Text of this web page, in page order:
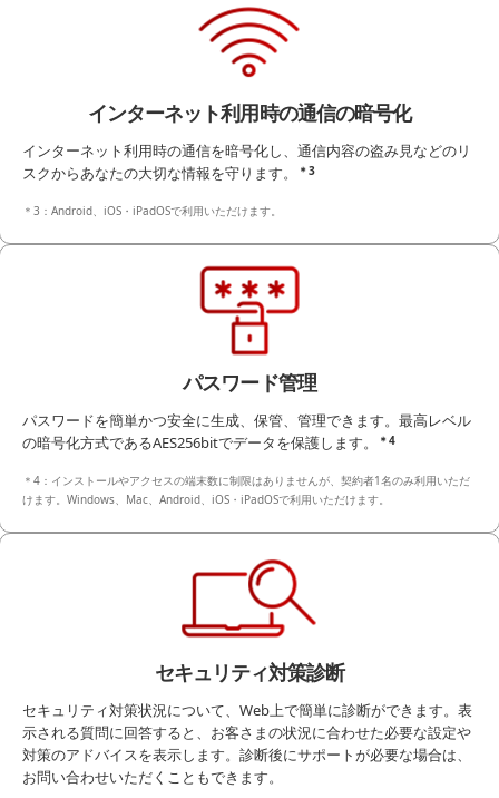
インターネット利用時の通信の暗号化
インターネット利用時の通信を暗号化し、通信内容の盗み見などのリ
スクからあなたの大切な情報を守ります。
＊3
＊3：Android、iOS・iPadOSで利用いただけます。
パスワード管理
パスワードを簡単かつ安全に生成、保管、管理できます。最高レベル
の暗号化方式であるAES256bitでデータを保護します。
＊4
＊4：インストールやアクセスの端末数に制限はありませんが、契約者1名のみ利用いただ
けます。Windows、Mac、Android、iOS・iPadOSで利用いただけます。
セキュリティ対策診断
セキュリティ対策状況について、Web上で簡単に診断ができます。表
示される質問に回答すると、お客さまの状況に合わせた必要な設定や
対策のアドバイスを表示します。診断後にサポートが必要な場合は、
お問い合わせいただくこともできます。